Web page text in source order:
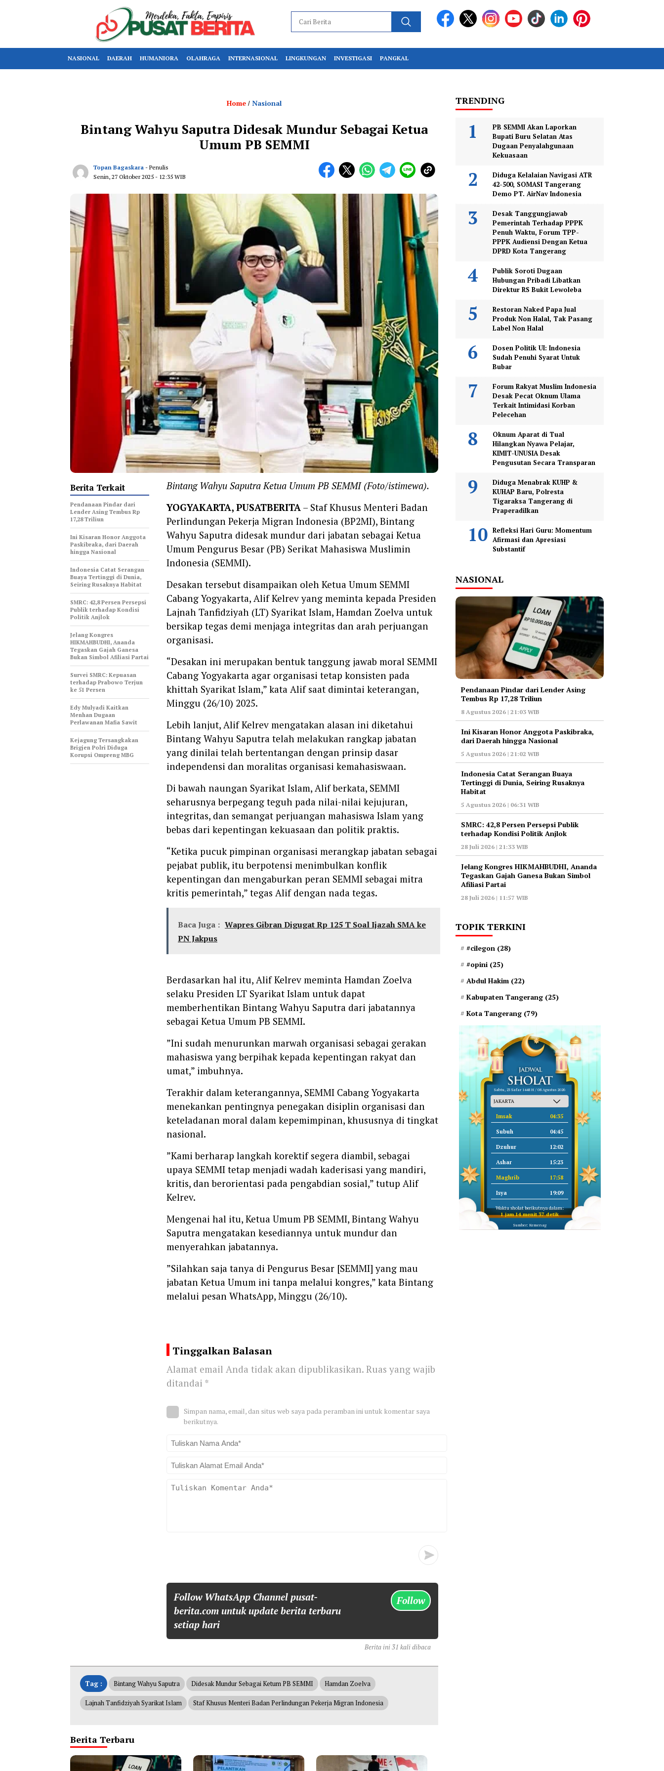
NASIONAL DAERAH HUMANIORA OLAHRAGA INTERNASIONAL LINGKUNGAN INVESTIGASI PANGKAL
Home / Nasional
Bintang Wahyu Saputra Didesak Mundur Sebagai Ketua
Umum PB SEMMI
Topan Bagaskara - Penulis
Senin, 27 Oktober 2025 - 12:35 WIB
Bintang Wahyu Saputra Ketua Umum PB SEMMI (Foto/istimewa).
‎YOGYAKARTA, PUSATBERITA – Staf Khusus Menteri Badan
Perlindungan Pekerja Migran Indonesia (BP2MI), Bintang
Wahyu Saputra didesak mundur dari jabatan sebagai Ketua
Umum Pengurus Besar (PB) Serikat Mahasiswa Muslimin
Indonesia (SEMMI).
‎Desakan tersebut disampaikan oleh Ketua Umum SEMMI
Cabang Yogyakarta, Alif Kelrev yang meminta kepada Presiden
Lajnah Tanfidziyah (LT) Syarikat Islam, Hamdan Zoelva untuk
bersikap tegas demi menjaga integritas dan arah perjuangan
organisasi.
‎“Desakan ini merupakan bentuk tanggung jawab moral SEMMI
Cabang Yogyakarta agar organisasi tetap konsisten pada
khittah Syarikat Islam,” kata Alif saat dimintai keterangan,
Minggu (26/10) 2025.
‎Lebih lanjut, Alif Kelrev mengatakan alasan ini diketahui
Bintang Wahyu Saputra telah melakukan rangkap jabatan
yang dinilai telah bertentangan dengan prinsip dasar
independensi dan moralitas organisasi kemahasiswaan.
‎Di bawah naungan Syarikat Islam, Alif berkata, SEMMI
seharusnya berpegang teguh pada nilai-nilai kejujuran,
integritas, dan semangat perjuangan mahasiswa Islam yang
bebas dari kepentingan kekuasaan dan politik praktis.
‎“Ketika pucuk pimpinan organisasi merangkap jabatan sebagai
pejabat publik, itu berpotensi menimbulkan konflik
kepentingan dan mengaburkan peran SEMMI sebagai mitra
kritis pemerintah,” tegas Alif dengan nada tegas.
Baca Juga : Wapres Gibran Digugat Rp 125 T Soal Ijazah SMA ke
PN Jakpus
‎Berdasarkan hal itu, Alif Kelrev meminta Hamdan Zoelva
selaku Presiden LT Syarikat Islam untuk dapat
memberhentikan Bintang Wahyu Saputra dari jabatannya
sebagai Ketua Umum PB SEMMI.
‎”Ini sudah menurunkan marwah organisasi sebagai gerakan
mahasiswa yang berpihak kepada kepentingan rakyat dan
umat,” imbuhnya.
‎Terakhir dalam keterangannya, SEMMI Cabang Yogyakarta
menekankan pentingnya penegakan disiplin organisasi dan
keteladanan moral dalam kepemimpinan, khususnya di tingkat
nasional.
‎”Kami berharap langkah korektif segera diambil, sebagai
upaya SEMMI tetap menjadi wadah kaderisasi yang mandiri,
kritis, dan berorientasi pada pengabdian sosial,” tutup Alif
Kelrev.
‎Mengenai hal itu, Ketua Umum PB SEMMI, Bintang Wahyu
Saputra mengatakan kesediannya untuk mundur dan
menyerahkan jabatannya.
‎”Silahkan saja tanya di Pengurus Besar [SEMMI] yang mau
jabatan Ketua Umum ini tanpa melalui kongres,” kata Bintang
melalui pesan WhatsApp, Minggu (26/10).
Tinggalkan Balasan
Alamat email Anda tidak akan dipublikasikan. Ruas yang wajib
ditandai *
Simpan nama, email, dan situs web saya pada peramban ini untuk komentar saya
berikutnya.
Follow WhatsApp Channel pusat-
berita.com untuk update berita terbaru
setiap hari
Follow
Berita Terkait
Pendanaan Pindar dari
Lender Asing Tembus Rp
17,28 Triliun
Ini Kisaran Honor Anggota
Paskibraka, dari Daerah
hingga Nasional
Indonesia Catat Serangan
Buaya Tertinggi di Dunia,
Seiring Rusaknya Habitat
‎SMRC: 42,8 Persen Persepsi
Publik terhadap Kondisi
Politik Anjlok
‎Jelang Kongres
HIKMAHBUDHI, Ananda
Tegaskan Gajah Ganesa
Bukan Simbol Afiliasi Partai
‎Survei SMRC: Kepuasan
terhadap Prabowo Terjun
ke 51 Persen
Edy Mulyadi Kaitkan
Menhan Dugaan
Perlawanan Mafia Sawit
Kejagung Tersangkakan
Brigjen Polri Diduga
Korupsi Ompreng MBG
Berita ini 31 kali dibaca
Tag : Bintang Wahyu Saputra Didesak Mundur Sebagai Ketum PB SEMMI Hamdan Zoelva
Lajnah Tanfidziyah Syarikat Islam Staf Khusus Menteri Badan Perlindungan Pekerja Migran Indonesia
Berita Terbaru
TRENDING
PB SEMMI Akan Laporkan
Bupati Buru Selatan Atas
Dugaan Penyalahgunaan
Kekuasaan
Diduga Kelalaian Navigasi ATR
42-500, SOMASI Tangerang
Demo PT. AirNav Indonesia
Desak Tanggungjawab
Pemerintah Terhadap PPPK
Penuh Waktu, Forum TPP-
PPPK Audiensi Dengan Ketua
DPRD Kota Tangerang
Publik Soroti Dugaan
Hubungan Pribadi Libatkan
Direktur RS Bukit Lewoleba
Restoran Naked Papa Jual
Produk Non Halal, Tak Pasang
Label Non Halal
Dosen Politik UI: Indonesia
Sudah Penuhi Syarat Untuk
Bubar
Forum Rakyat Muslim Indonesia
Desak Pecat Oknum Ulama
Terkait Intimidasi Korban
Pelecehan
Oknum Aparat di Tual
Hilangkan Nyawa Pelajar,
KIMIT-UNUSIA Desak
Pengusutan Secara Transparan
Diduga Menabrak KUHP &
KUHAP Baru, Polresta
Tigaraksa Tangerang di
Praperadilkan
Refleksi Hari Guru: Momentum
Afirmasi dan Apresiasi
Substantif
NASIONAL
Pendanaan Pindar dari Lender Asing
Tembus Rp 17,28 Triliun
8 Agustus 2026 | 21:03 WIB
Ini Kisaran Honor Anggota Paskibraka,
dari Daerah hingga Nasional
5 Agustus 2026 | 21:02 WIB
Indonesia Catat Serangan Buaya
Tertinggi di Dunia, Seiring Rusaknya
Habitat
5 Agustus 2026 | 06:31 WIB
‎SMRC: 42,8 Persen Persepsi Publik
terhadap Kondisi Politik Anjlok
28 Juli 2026 | 21:33 WIB
‎Jelang Kongres HIKMAHBUDHI, Ananda
Tegaskan Gajah Ganesa Bukan Simbol
Afiliasi Partai
28 Juli 2026 | 11:57 WIB
TOPIK TERKINI
#cilegon (28)
#opini (25)
Abdul Hakim (22)
Kabupaten Tangerang (25)
Kota Tangerang (79)
Sabtu, 23 Safar 1448 H / 08 Agustus 2026
Imsak 04:35
Subuh 04:45
Dzuhur 12:02
Ashar 15:23
Maghrib 17:58
Isya 19:09
Waktu sholat berikutnya dalam:
1 jam 14 menit 36 detik
Sumber: Kemenag